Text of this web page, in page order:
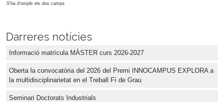
S'ha d'omplir els dos camps
Darreres notícies
Informació matrícula MÀSTER curs 2026-2027
Oberta la convocatòria del 2026 del Premi INNOCAMPUS EXPLORA a
la multidisciplinarietat en el Treball Fí de Grau
Seminari Doctorats Industrials